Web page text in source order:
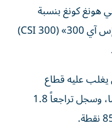
هونغ كونغ بنسبة
1.79%، في حين تراجع مؤشر «سي إس آي 300» (CSI 300)
يغلب عليه قطاع
التكنولوجيا، بأكثر من 2% في وقت ما، وسجل تراجعاً 1.8